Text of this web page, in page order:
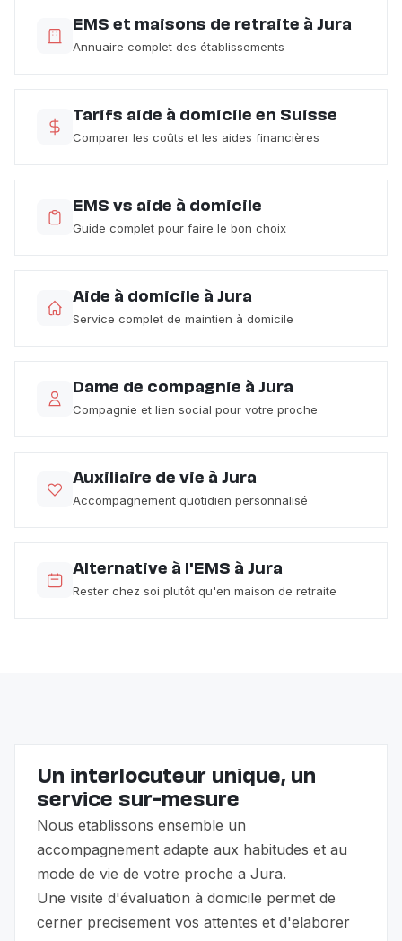
EMS et maisons de retraite à Jura
Annuaire complet des établissements
Tarifs aide à domicile en Suisse
Comparer les coûts et les aides financières
EMS vs aide à domicile
Guide complet pour faire le bon choix
Aide à domicile à Jura
Service complet de maintien à domicile
Dame de compagnie à Jura
Compagnie et lien social pour votre proche
Auxiliaire de vie à Jura
Accompagnement quotidien personnalisé
Alternative à l'EMS à Jura
Rester chez soi plutôt qu'en maison de retraite
Un interlocuteur unique, un
service sur-mesure
Nous etablissons ensemble un
accompagnement adapte aux habitudes et au
mode de vie de votre proche a Jura.
Une visite d'évaluation à domicile permet de
cerner precisement vos attentes et d'elaborer